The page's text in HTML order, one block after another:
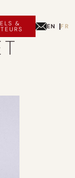
& EN FR